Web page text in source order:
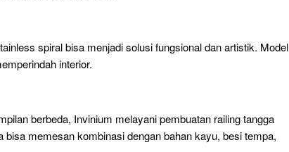
spiral bisa menjadi solusi fungsional dan artistik. Model
interior.
berbeda, Invinium melayani pembuatan railing tangga
memesan kombinasi dengan bahan kayu, besi tempa,